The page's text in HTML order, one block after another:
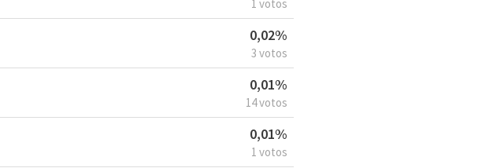
1 votos
0,02%
3 votos
0,01%
14 votos
0,01%
1 votos